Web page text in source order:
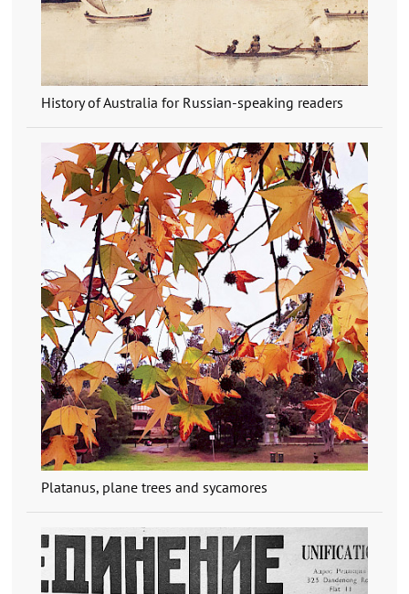
History of Australia for Russian-speaking readers
Platanus, plane trees and sycamores